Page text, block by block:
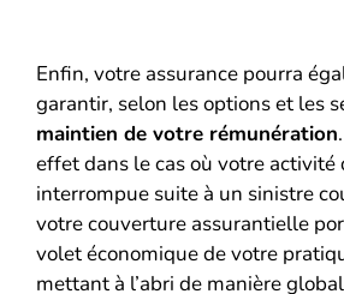
Enfin, votre assurance pourra
garantir, selon les options et les
maintien de votre rémunération
effet dans le cas où votre activité
interrompue suite à un sinistre
votre couverture assurantielle
volet économique de votre
mettant à l’abri de manière